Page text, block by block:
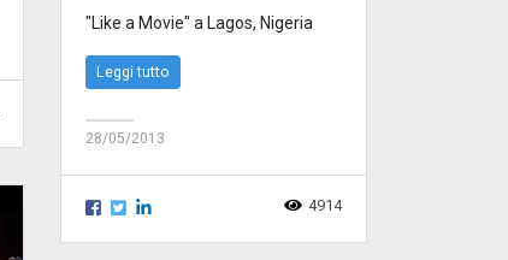
"Like a Movie" a Lagos, Nigeria
Leggi tutto
28/05/2013
4914